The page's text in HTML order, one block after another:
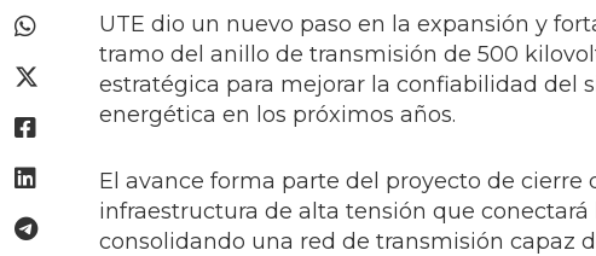
UTE dio un nuevo paso en la expansión y
tramo del anillo de transmisión de 500
estratégica para mejorar la confiabilidad del
energética en los próximos años.
El avance forma parte del proyecto de
infraestructura de alta tensión que
consolidando una red de transmisión capaz